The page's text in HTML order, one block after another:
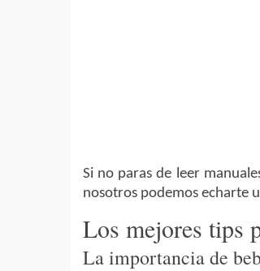
Si no paras de leer
nosotros podemos echarte
Los mejores tips
La importancia de